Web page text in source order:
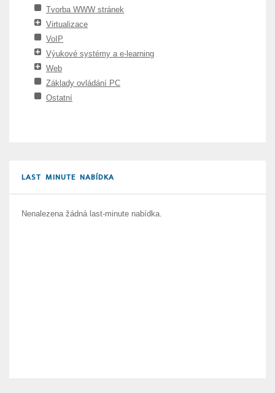
Tvorba WWW stránek
Virtualizace
VoIP
Výukové systémy a e-learning
Web
Základy ovládání PC
Ostatní
LAST MINUTE NABÍDKA
Nenalezena žádná last-minute nabídka.